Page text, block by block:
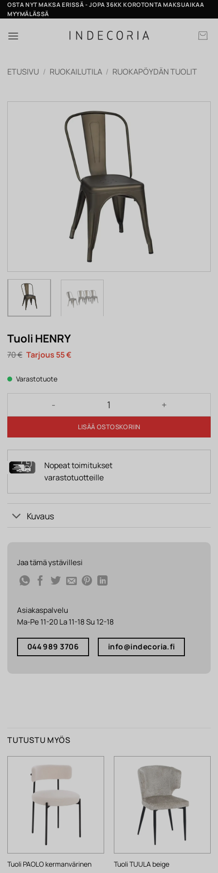
Skip
to
OSTA NYT MAKSA ERISSÄ - JOPA 36KK KOROTONTA MAKSUAIKAA
MYYMÄLÄSSÄ
ETUSIVU / RUOKAILUTILA / RUOKAPÖYDÄN TUOLIT
Tuoli HENRY
70€ Alkuperäinen
hinta
70 €.
55€Nykyinen
Varastotuote
LISÄÄ OSTOSKORIIN
Nopeat toimitukset
varastotuotteille
Kuvaus
Jaa tämä ystävillesi
Asiakaspalvelu
Ma-Pe 11-20 La 11-18 Su 12-18
044 989 3706 info@indecoria.fi
TUTUSTU MYÖS
Tuoli PAOLO kermanvärinen Tuoli TUULA beige